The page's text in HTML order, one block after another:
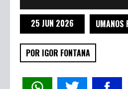
25 JUN 2026 UMANOS
POR IGOR FONTANA